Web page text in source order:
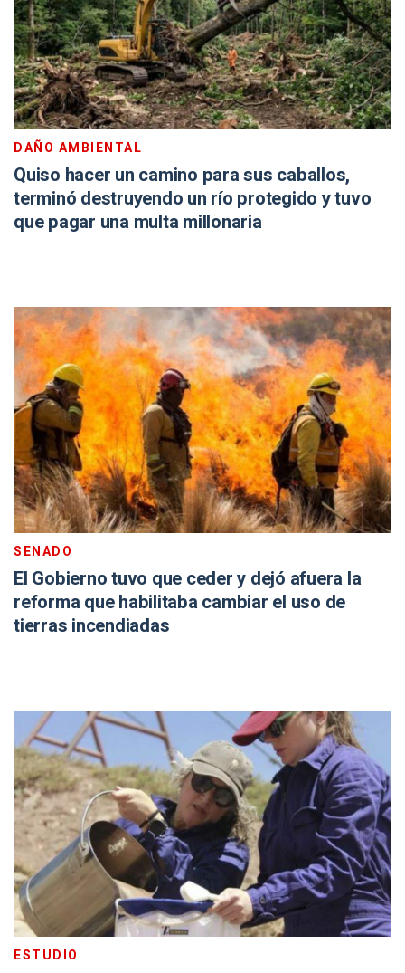
DAÑO AMBIENTAL
Quiso hacer un camino para sus caballos,
terminó destruyendo un río protegido y tuvo
que pagar una multa millonaria
SENADO
El Gobierno tuvo que ceder y dejó afuera la
reforma que habilitaba cambiar el uso de
tierras incendiadas
ESTUDIO